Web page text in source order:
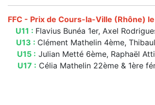
FFC - Prix de Cours-la-Ville (Rhône)
U11 : Flavius Bunéa 1er, Axel
U13 : Clément Mathelin 4ème,
U15 : Julian Metté 6ème, Raphaël
U17 : Célia Mathelin 22ème & 1ère